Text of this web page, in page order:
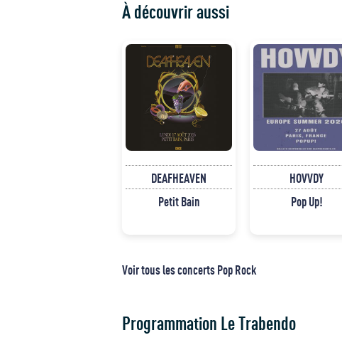
À découvrir aussi
DEAFHEAVEN
Petit Bain
HOVVDY
Pop Up!
Voir tous les concerts Pop Rock
Programmation Le Trabendo